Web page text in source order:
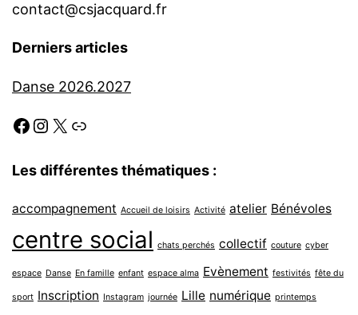
contact@csjacquard.fr
Derniers articles
Danse 2026.2027
Facebook
Instagram
X
Les différentes thématiques :
accompagnement Accueil de loisirs Activité atelier Bénévoles
centre social chats perchés collectif couture cyber
espace Danse En famille enfant espace alma Evènement festivités fête du
sport Inscription Instagram journée Lille numérique printemps